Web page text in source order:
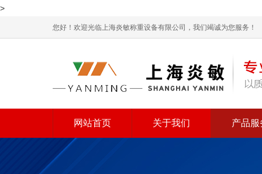
>
您好！欢迎光临上海炎敏称重设备有限公司，我们竭诚为您服务！
网站首页 关于我们 产品服